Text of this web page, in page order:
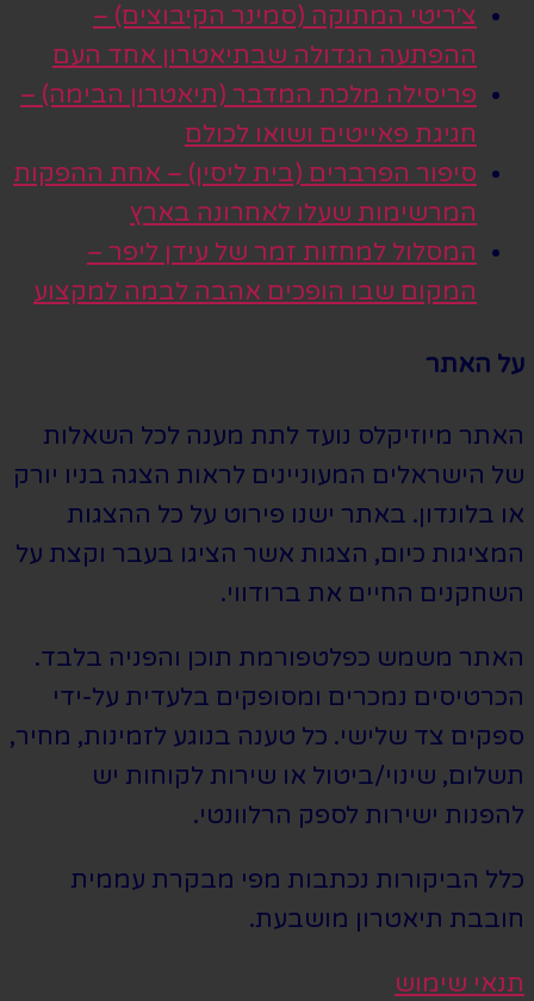
צ׳ריטי המתוקה (סמינר הקיבוצים) –
ההפתעה הגדולה שבתיאטרון אחד העם
פריסילה מלכת המדבר (תיאטרון הבימה) –
חגיגת פאייטים ושואו לכולם
סיפור הפרברים (בית ליסין) – אחת ההפקות
המרשימות שעלו לאחרונה בארץ
המסלול למחזות זמר של עידן ליפר –
המקום שבו הופכים אהבה לבמה למקצוע
על האתר
האתר מיוזיקלס נועד לתת מענה לכל השאלות
של הישראלים המעוניינים לראות הצגה בניו יורק
או בלונדון. באתר ישנו פירוט על כל ההצגות
המציגות כיום, הצגות אשר הציגו בעבר וקצת על
השחקנים החיים את ברודווי.
האתר משמש כפלטפורמת תוכן והפניה בלבד.
הכרטיסים נמכרים ומסופקים בלעדית על-ידי
ספקים צד שלישי. כל טענה בנוגע לזמינות, מחיר,
תשלום, שינוי/ביטול או שירות לקוחות יש
להפנות ישירות לספק הרלוונטי.
כלל הביקורות נכתבות מפי מבקרת עממית
חובבת תיאטרון מושבעת.
תנאי שימוש